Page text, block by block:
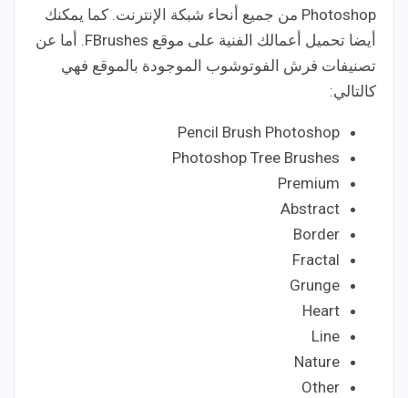
Photoshop من جميع أنحاء شبكة الإنترنت. كما يمكنك
أيضا تحميل أعمالك الفنية على موقع FBrushes. أما عن
تصنيفات فرش الفوتوشوب الموجودة بالموقع فهي
كالتالي:
Pencil Brush Photoshop
Photoshop Tree Brushes
Premium
Abstract
Border
Fractal
Grunge
Heart
Line
Nature
Other